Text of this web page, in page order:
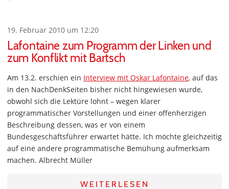
19. Februar 2010 um 12:20
Lafontaine zum Programm der Linken und
zum Konflikt mit Bartsch
Am 13.2. erschien ein Interview mit Oskar Lafontaine, auf das
in den NachDenkSeiten bisher nicht hingewiesen wurde,
obwohl sich die Lektüre lohnt – wegen klarer
programmatischer Vorstellungen und einer offenherzigen
Beschreibung dessen, was er von einem
Bundesgeschäftsführer erwartet hätte. Ich möchte gleichzeitig
auf eine andere programmatische Bemühung aufmerksam
machen. Albrecht Müller
WEITERLESEN